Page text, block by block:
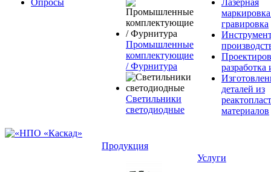
Опросы
Промышленные
комплектующие
/ Фурнитура
Светильники
светодиодные
Лазерная
гравировка
разработка
деталей из
материалов
Продукция
Услуги